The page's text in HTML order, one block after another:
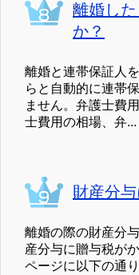
離婚し
か？
離婚と連帯保証人
らと自動的に連帯
ません。弁護士費
士費用の相場、弁...
財産分
離婚の際の財産分
産分与に贈与税が
ページに以下の通